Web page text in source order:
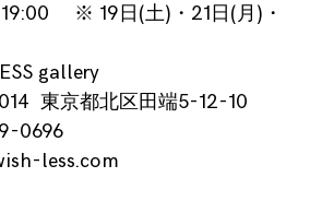
※ 19日(土)・21日(月)・
gallery
東京都北区田端5-12-10
0696
less.com